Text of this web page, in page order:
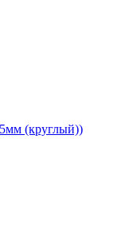
(круглый))